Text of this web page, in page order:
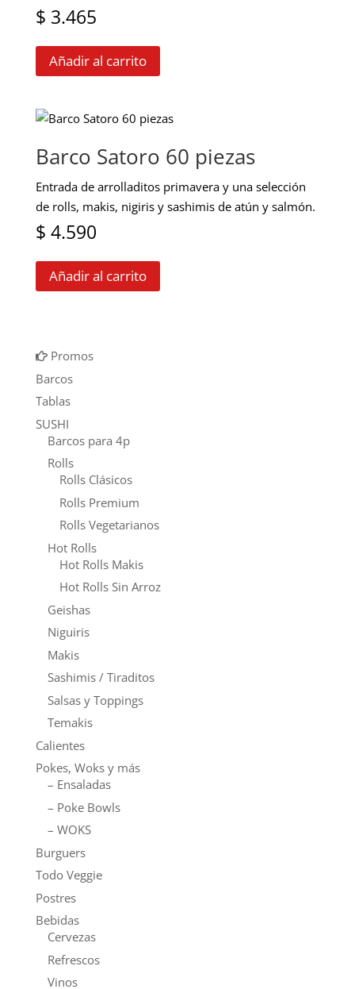
$ 3.465
Añadir al carrito
Barco Satoro 60 piezas
Entrada de arrolladitos primavera y una selección
de rolls, makis, nigiris y sashimis de atún y salmón.
$ 4.590
Añadir al carrito
Promos
Barcos
Tablas
SUSHI
Barcos para 4p
Rolls
Rolls Clásicos
Rolls Premium
Rolls Vegetarianos
Hot Rolls
Hot Rolls Makis
Hot Rolls Sin Arroz
Geishas
Niguiris
Makis
Sashimis / Tiraditos
Salsas y Toppings
Temakis
Calientes
Pokes, Woks y más
– Ensaladas
– Poke Bowls
– WOKS
Burguers
Todo Veggie
Postres
Bebidas
Cervezas
Refrescos
Vinos